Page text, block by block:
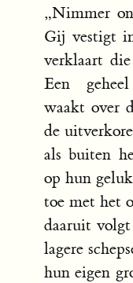
„Nimmer
Gij vestigt
verklaart
Een
waakt over
de
als buiten
op hun
toe met het
daaruit
lagere
hun eigen